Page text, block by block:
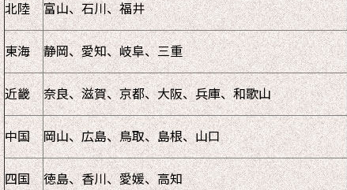
北陸 富山、石川、福井
東海 静岡、愛知、岐阜、三重
近畿 奈良、滋賀、京都、大阪、兵庫、和歌山
中国 岡山、広島、鳥取、島根、山口
四国 徳島、香川、愛媛、高知